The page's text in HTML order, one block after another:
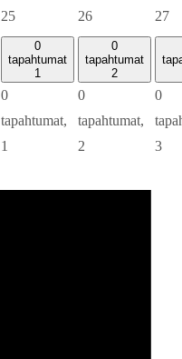
25
26
27
0
tapahtumat
1
0
tapahtumat,
1
0
tapahtumat
2
0
tapahtumat,
2
0
3